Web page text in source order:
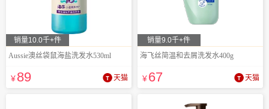
销量10.0千+件
Aussie澳丝袋鼠海盐洗发水530ml
¥89 天猫
销量9.0千+件
海飞丝简温和去屑洗发水400g
¥67 天猫